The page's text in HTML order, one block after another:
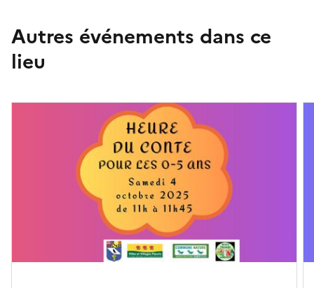
Autres événements dans ce
lieu